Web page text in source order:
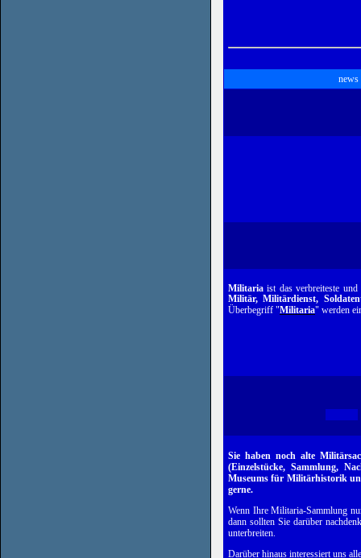
Militaria ist das verbreiteste
Militär, Militärdienst,
Überbegriff "Militaria" werden
Sie haben noch alte
(Einzelstücke, Sammlung,
Museums für Militärhistorik
gerne.
Wenn Ihre Militaria-Sammlung
dann sollten Sie darüber
unterbreiten.
Darüber hinaus interessiert uns